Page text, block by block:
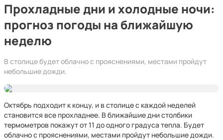
Прохладные дни и холодные ночи:
прогноз погоды на ближайшую
неделю
В столице будет облачно с прояснениями, местами пройдут
небольшие дожди.
Октябрь подходит к концу, и в столице с каждой неделей
становится все прохладнее. В ближайшие дни столбики
термометров покажут от 11 до одного градуса тепла. Будет
облачно с прояснениями, местами пройдут небольшие дожди.